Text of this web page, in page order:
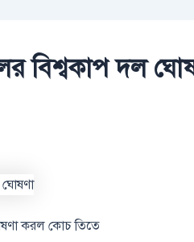
বিশ্বকাপ দল
করল কোচ তিতে